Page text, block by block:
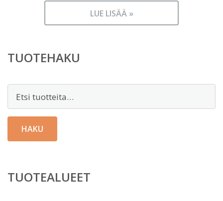
LUE LISÄÄ »
TUOTEHAKU
HAKU
TUOTEALUEET